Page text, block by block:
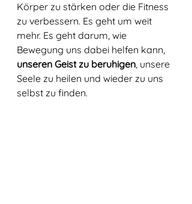
Körper zu stärken oder die Fitness
zu verbessern. Es geht um weit
mehr. Es geht darum, wie
Bewegung uns dabei helfen kann,
unseren Geist zu beruhigen, unsere
Seele zu heilen und wieder zu uns
selbst zu finden.